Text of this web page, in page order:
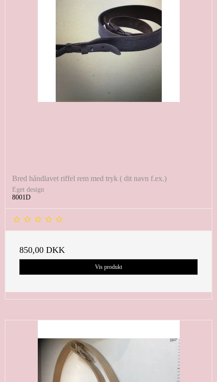
Bred håndlavet riffel rem med tryk ( dit navn f.ex.)
Eget design
8001D
850,00 DKK
Vis produkt